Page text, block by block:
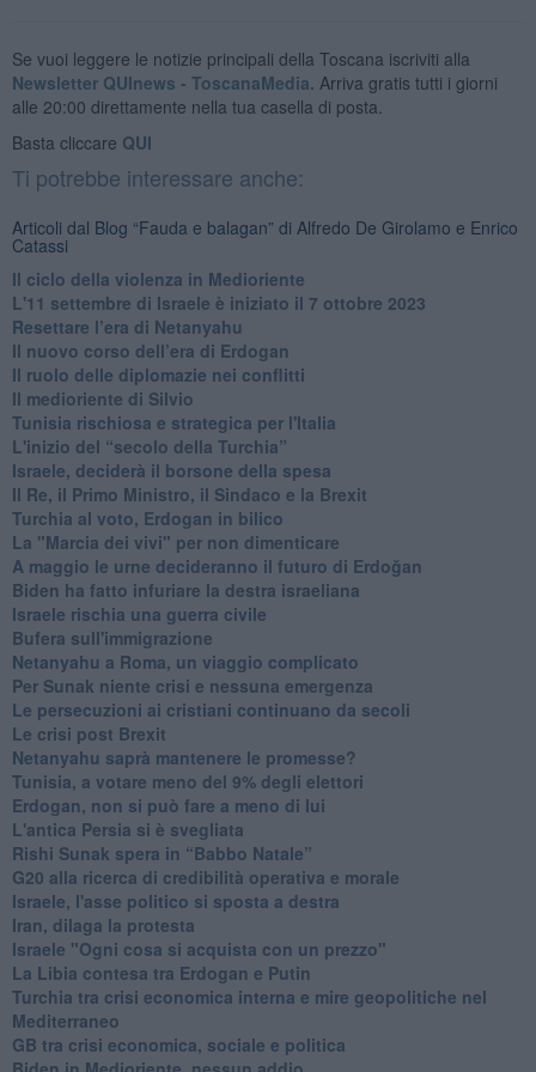
Se vuoi leggere le notizie principali della Toscana iscriviti alla
Newsletter QUInews - ToscanaMedia. Arriva gratis tutti i giorni
alle 20:00 direttamente nella tua casella di posta.
Basta cliccare QUI
Ti potrebbe interessare anche:
Articoli dal Blog “Fauda e balagan” di Alfredo De Girolamo e Enrico
Catassi
Il ciclo della violenza in Medioriente
L'11 settembre di Israele è iniziato il 7 ottobre 2023
Resettare l’era di Netanyahu
​Il nuovo corso dell’era di Erdogan
Il ruolo delle diplomazie nei conflitti
Il medioriente di Silvio
Tunisia rischiosa e strategica per l'Italia
L'inizio del “secolo della Turchia”
Israele, deciderà il borsone della spesa
Il Re, il Primo Ministro, il Sindaco e la Brexit
Turchia al voto, Erdogan in bilico
La "Marcia dei vivi" per non dimenticare
A maggio le urne decideranno il futuro di Erdoğan
Biden ha fatto infuriare la destra israeliana
Israele rischia una guerra civile
Bufera sull'immigrazione
Netanyahu a Roma, un viaggio complicato
Per Sunak niente crisi e nessuna emergenza
Le persecuzioni ai cristiani continuano da secoli
Le crisi post Brexit
Netanyahu saprà mantenere le promesse?
Tunisia, a votare meno del 9% degli elettori
Erdogan, non si può fare a meno di lui
L'antica Persia si è svegliata
Rishi Sunak spera in “Babbo Natale”
G20 alla ricerca di credibilità operativa e morale
Israele, l'asse politico si sposta a destra
Iran, dilaga la protesta
Israele "Ogni cosa si acquista con un prezzo"
La Libia contesa tra Erdogan e Putin
Turchia tra crisi economica interna e mire geopolitiche nel
Mediterraneo
GB tra crisi economica, sociale e politica